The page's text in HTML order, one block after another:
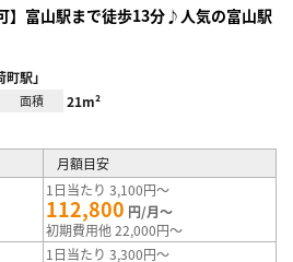
】富山駅まで徒歩13分♪人気の富山駅
駅」
面積 21m²
月額目安
1日当たり 3,100円～
112,800 円/月～
初期費用他 22,000円～
1日当たり 3,300円～